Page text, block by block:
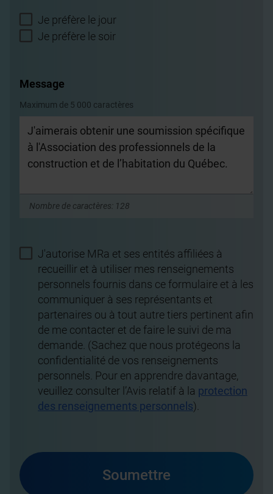
Je préfère le jour
Je préfère le soir
Message
Maximum de 5 000 caractères
Nombre de caractères: 128
J'autorise MRa et ses entités affiliées à
recueillir et à utiliser mes renseignements
personnels fournis dans ce formulaire et à les
communiquer à ses représentants et
partenaires ou à tout autre tiers pertinent afin
de me contacter et de faire le suivi de ma
demande. (Sachez que nous protégeons la
confidentialité de vos renseignements
personnels. Pour en apprendre davantage,
veuillez consulter l’Avis relatif à la protection
des renseignements personnels).
Soumettre